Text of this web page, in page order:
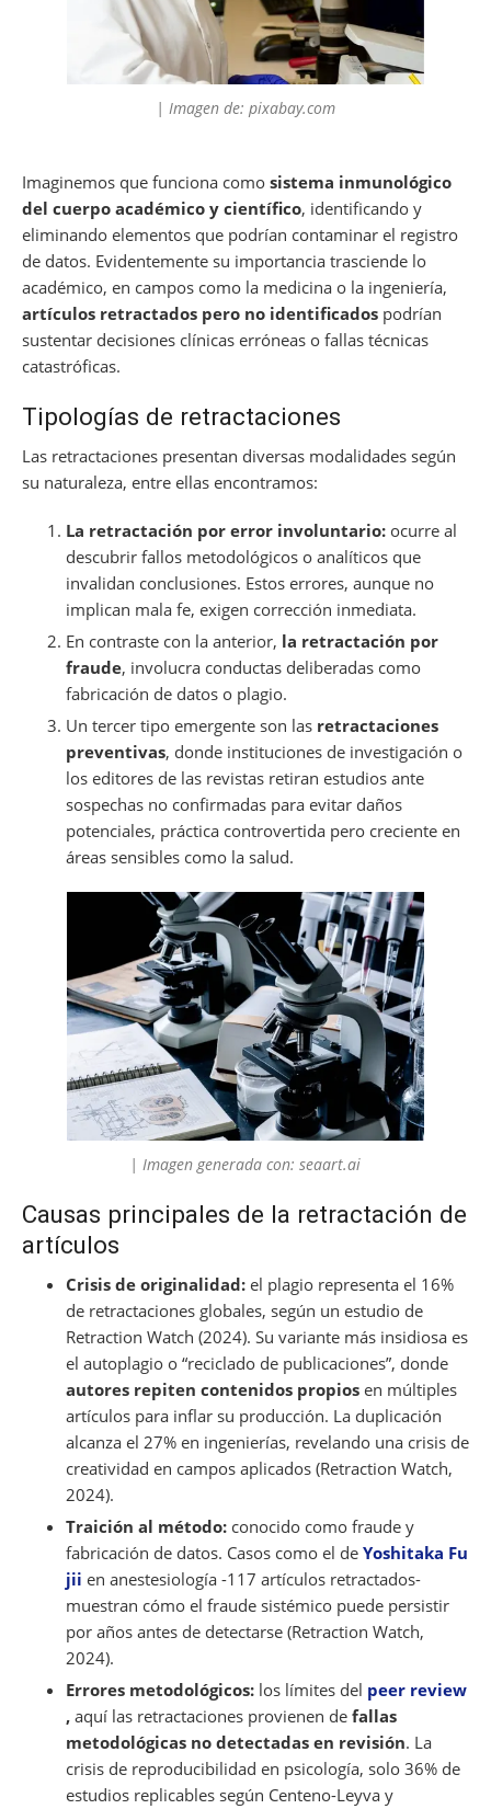
| Imagen de: pixabay.com
Imaginemos que funciona como sistema inmunológico
del cuerpo académico y científico, identificando y
eliminando elementos que podrían contaminar el registro
de datos. Evidentemente su importancia trasciende lo
académico, en campos como la medicina o la ingeniería,
artículos retractados pero no identificados podrían
sustentar decisiones clínicas erróneas o fallas técnicas
catastróficas.
Tipologías de retractaciones
Las retractaciones presentan diversas modalidades según
su naturaleza, entre ellas encontramos:
La retractación por error involuntario: ocurre al
descubrir fallos metodológicos o analíticos que
invalidan conclusiones. Estos errores, aunque no
implican mala fe, exigen corrección inmediata.
En contraste con la anterior, la retractación por
fraude, involucra conductas deliberadas como
fabricación de datos o plagio.
Un tercer tipo emergente son las retractaciones
preventivas, donde instituciones de investigación o
los editores de las revistas retiran estudios ante
sospechas no confirmadas para evitar daños
potenciales, práctica controvertida pero creciente en
áreas sensibles como la salud.
| Imagen generada con: seaart.ai
Causas principales de la retractación de
artículos
Crisis de originalidad: el plagio representa el 16%
de retractaciones globales, según un estudio de
Retraction Watch (2024). Su variante más insidiosa es
el autoplagio o “reciclado de publicaciones”, donde
autores repiten contenidos propios en múltiples
artículos para inflar su producción. La duplicación
alcanza el 27% en ingenierías, revelando una crisis de
creatividad en campos aplicados (Retraction Watch,
2024).
Traición al método: conocido como fraude y
fabricación de datos. Casos como el de Yoshitaka Fu
jii en anestesiología -117 artículos retractados-
muestran cómo el fraude sistémico puede persistir
por años antes de detectarse (Retraction Watch,
2024).
Errores metodológicos: los límites del peer review
, aquí las retractaciones provienen de fallas
metodológicas no detectadas en revisión. La
crisis de reproducibilidad en psicología, solo 36% de
estudios replicables según Centeno-Leyva y